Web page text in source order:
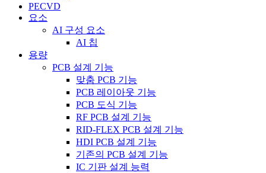
PECVD
요소
AI 구성 요소
AI 칩
용량
PCB 설계 기능
맞춤 PCB 기능
PCB 레이아웃 기능
PCB 도식 기능
RF PCB 설계 기능
RID-FLEX PCB 설계 기능
HDI PCB 설계 기능
기존의 PCB 설계 기능
IC 기판 설계 능력